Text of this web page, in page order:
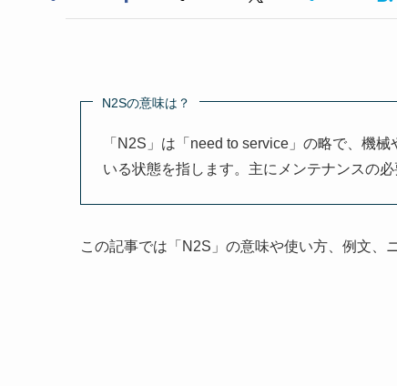
N2Sの意味は？
「N2S」は「need to service」の略で、機
いる状態を指します。主にメンテナンスの
この記事では「N2S」の意味や使い方、例文、